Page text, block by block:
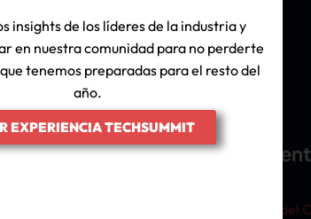
:
Entradas
¿La nueva prioridad del
insights de los líderes de la industria y
en nuestra comunidad para no perderte
tenemos preparadas para el resto del
año.
EXPERIENCIA TECHSUMMIT